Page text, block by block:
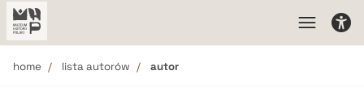
home lista autorów autor